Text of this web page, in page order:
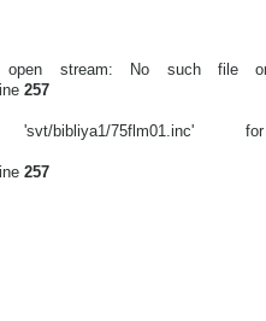
open stream: No such file
257
75flm01.inc'
257